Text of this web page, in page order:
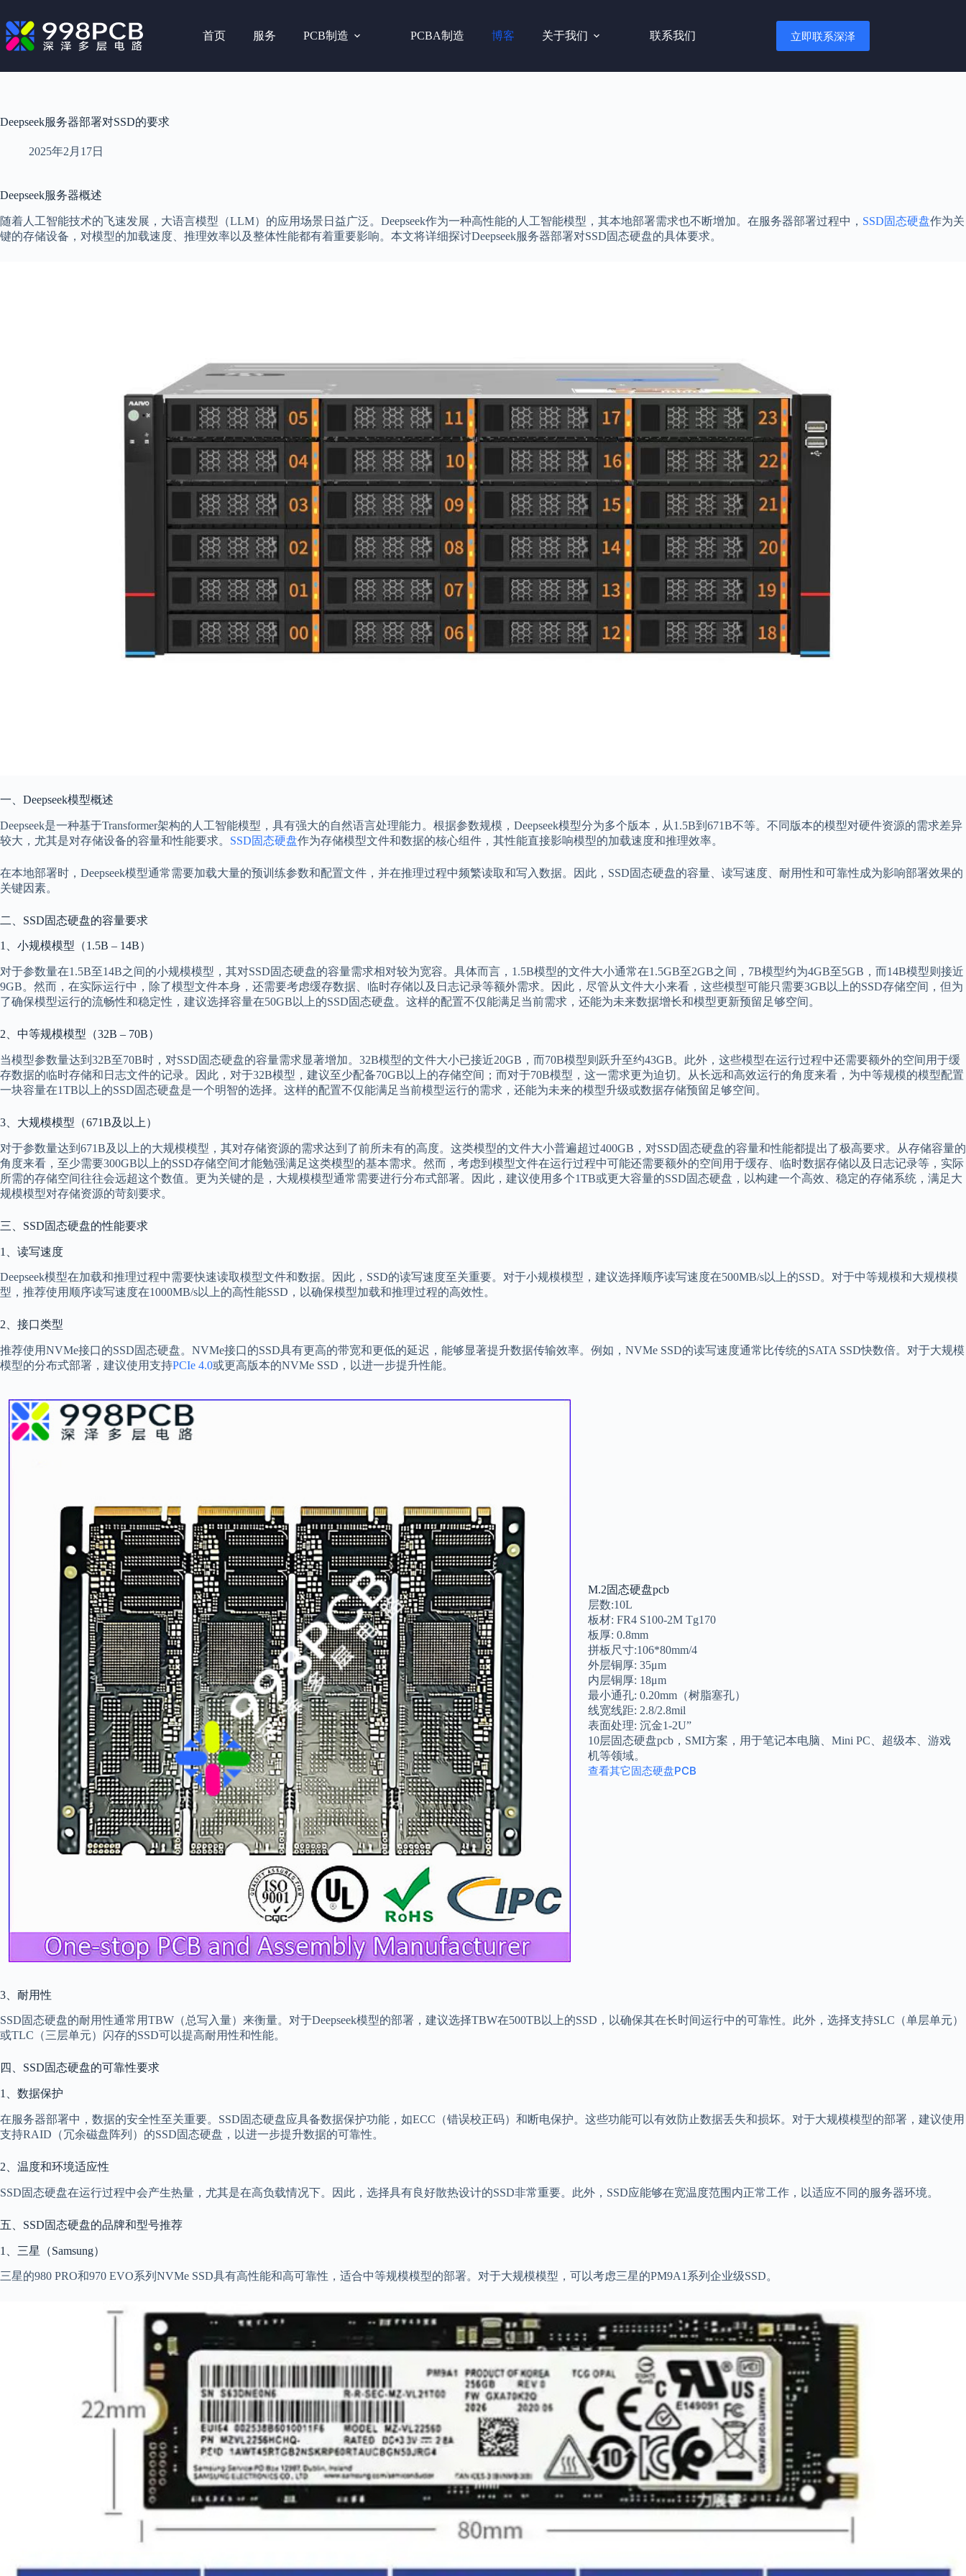
至
内
容
首页 服务 PCB制造 PCBA制造 博客 关于我们 联系我们 立即联系深泽
Deepseek服务器部署对SSD的要求
2025年2月17日
Deepseek服务器概述
随着人工智能技术的飞速发展，大语言模型（LLM）的应用场景日益广泛。Deepseek作为一种高性能的人工智能模型，其本地部署需求也不断增加。在服务器部署过程中， SSD固态硬盘作为关
键的存储设备，对模型的加载速度、推理效率以及整体性能都有着重要影响。本文将详细探讨Deepseek服务器部署对SSD固态硬盘的具体要求。
一、Deepseek模型概述
Deepseek是一种基于Transformer架构的人工智能模型，具有强大的自然语言处理能力。根据参数规模，Deepseek模型分为多个版本，从1.5B到671B不等。不同版本的模型对硬件资源的需求差异
较大，尤其是对存储设备的容量和性能要求。 SSD固态硬盘作为存储模型文件和数据的核心组件，其性能直接影响模型的加载速度和推理效率。
在本地部署时，Deepseek模型通常需要加载大量的预训练参数和配置文件，并在推理过程中频繁读取和写入数据。因此，SSD固态硬盘的容量、读写速度、耐用性和可靠性成为影响部署效果的
关键因素。
二、SSD固态硬盘的容量要求
1、小规模模型（1.5B – 14B）
对于参数量在1.5B至14B之间的小规模模型，其对SSD固态硬盘的容量需求相对较为宽容。具体而言，1.5B模型的文件大小通常在1.5GB至2GB之间，7B模型约为4GB至5GB，而14B模型则接近
9GB。然而，在实际运行中，除了模型文件本身，还需要考虑缓存数据、临时存储以及日志记录等额外需求。因此，尽管从文件大小来看，这些模型可能只需要3GB以上的SSD存储空间，但为
了确保模型运行的流畅性和稳定性，建议选择容量在50GB以上的SSD固态硬盘。这样的配置不仅能满足当前需求，还能为未来数据增长和模型更新预留足够空间。
2、中等规模模型（32B – 70B）
当模型参数量达到32B至70B时，对SSD固态硬盘的容量需求显著增加。32B模型的文件大小已接近20GB，而70B模型则跃升至约43GB。此外，这些模型在运行过程中还需要额外的空间用于缓
存数据的临时存储和日志文件的记录。因此，对于32B模型，建议至少配备70GB以上的存储空间；而对于70B模型，这一需求更为迫切。从长远和高效运行的角度来看，为中等规模的模型配置
一块容量在1TB以上的SSD固态硬盘是一个明智的选择。这样的配置不仅能满足当前模型运行的需求，还能为未来的模型升级或数据存储预留足够空间。
3、大规模模型（671B及以上）
对于参数量达到671B及以上的大规模模型，其对存储资源的需求达到了前所未有的高度。这类模型的文件大小普遍超过400GB，对SSD固态硬盘的容量和性能都提出了极高要求。从存储容量的
角度来看，至少需要300GB以上的SSD存储空间才能勉强满足这类模型的基本需求。然而，考虑到模型文件在运行过程中可能还需要额外的空间用于缓存、临时数据存储以及日志记录等，实际
所需的存储空间往往会远超这个数值。更为关键的是，大规模模型通常需要进行分布式部署。因此，建议使用多个1TB或更大容量的SSD固态硬盘，以构建一个高效、稳定的存储系统，满足大
规模模型对存储资源的苛刻要求。
三、SSD固态硬盘的性能要求
1、读写速度
Deepseek模型在加载和推理过程中需要快速读取模型文件和数据。因此，SSD的读写速度至关重要。对于小规模模型，建议选择顺序读写速度在500MB/s以上的SSD。对于中等规模和大规模模
型，推荐使用顺序读写速度在1000MB/s以上的高性能SSD，以确保模型加载和推理过程的高效性。
2、接口类型
推荐使用NVMe接口的SSD固态硬盘。NVMe接口的SSD具有更高的带宽和更低的延迟，能够显著提升数据传输效率。例如，NVMe SSD的读写速度通常比传统的SATA SSD快数倍。对于大规模
模型的分布式部署，建议使用支持PCIe 4.0或更高版本的NVMe SSD，以进一步提升性能。
M.2固态硬盘pcb
层数:10L
板材: FR4 S100-2M Tg170
板厚: 0.8mm
拼板尺寸:106*80mm/4
外层铜厚: 35μm
内层铜厚: 18μm
最小通孔: 0.20mm（树脂塞孔）
线宽线距: 2.8/2.8mil
表面处理: 沉金1-2U”
10层固态硬盘pcb，SMI方案，用于笔记本电脑、Mini PC、超级本、游戏
机等领域。
查看其它固态硬盘PCB
3、耐用性
SSD固态硬盘的耐用性通常用TBW（总写入量）来衡量。对于Deepseek模型的部署，建议选择TBW在500TB以上的SSD，以确保其在长时间运行中的可靠性。此外，选择支持SLC（单层单元）
或TLC（三层单元）闪存的SSD可以提高耐用性和性能。
四、SSD固态硬盘的可靠性要求
1、数据保护
在服务器部署中，数据的安全性至关重要。SSD固态硬盘应具备数据保护功能，如ECC（错误校正码）和断电保护。这些功能可以有效防止数据丢失和损坏。对于大规模模型的部署，建议使用
支持RAID（冗余磁盘阵列）的SSD固态硬盘，以进一步提升数据的可靠性。
2、温度和环境适应性
SSD固态硬盘在运行过程中会产生热量，尤其是在高负载情况下。因此，选择具有良好散热设计的SSD非常重要。此外，SSD应能够在宽温度范围内正常工作，以适应不同的服务器环境。
五、SSD固态硬盘的品牌和型号推荐
1、三星（Samsung）
三星的980 PRO和970 EVO系列NVMe SSD具有高性能和高可靠性，适合中等规模模型的部署。对于大规模模型，可以考虑三星的PM9A1系列企业级SSD。